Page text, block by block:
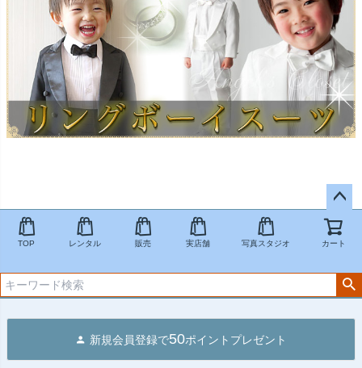
ペー
ジト
TOP レンタル 販売 実店舗 写真スタジオ カート
新規会員登録で50ポイントプレゼント